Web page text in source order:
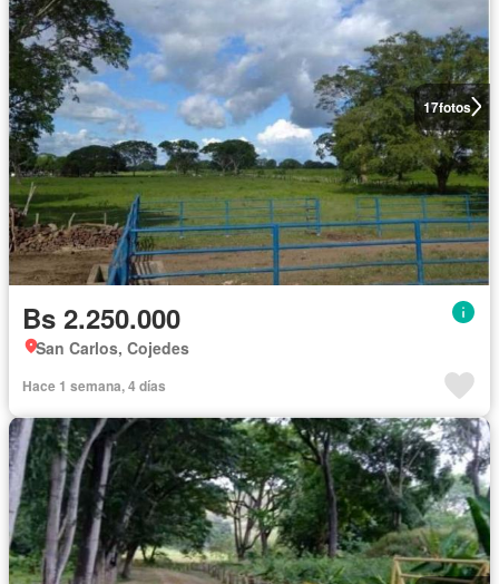
17fotos
Bs 2.250.000
San Carlos, Cojedes
Hace 1 semana, 4 días